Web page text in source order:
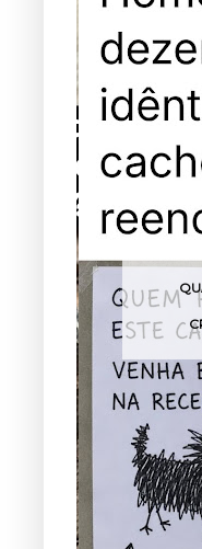
QUANDO A
CRIATIVIDADE